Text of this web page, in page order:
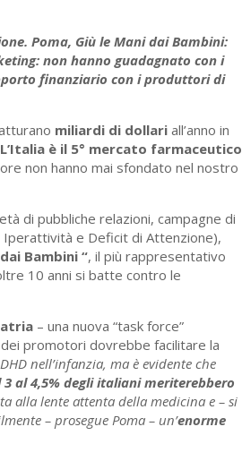
Poma, Giù le Mani dai Bambini:
non hanno guadagnato con i
finanziario con i produttori di
miliardi di dollariall’anno in
L’Italia è il 5° mercato farmaceutico
non hanno mai sfondato nel nostro
di pubbliche relazioni, campagne di
Iperattività e Deficit di Attenzione),
Bambini “, il più rappresentativo
10 anni si batte contro le
– una nuova “task force”
promotori dovrebbe facilitare la
nell’infanzia, ma è evidente che
3 al 4,5% degli italiani meriterebbero
alla lente attenta della medicina e – si
– prosegue Poma – un’enorme